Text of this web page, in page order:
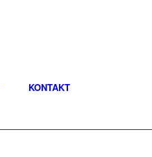
KONTAKT